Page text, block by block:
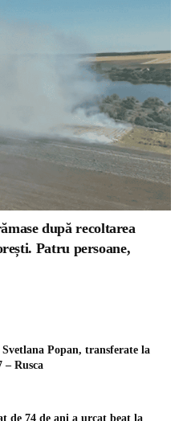
după recoltarea
Patru persoane,
Popan, transferate la
– Rusca
de 74 de ani a urcat beat la